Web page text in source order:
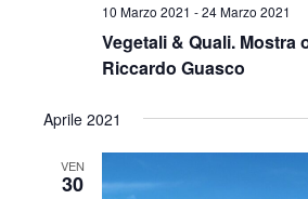
10 Marzo 2021 -24 Marzo 2021
Vegetali & Quali. Mostra
Riccardo Guasco
Aprile 2021
VEN
30